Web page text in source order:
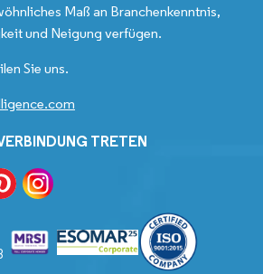
Maß an Branchenkenntnis,
und Neigung verfügen.
Sie uns.
TRETEN